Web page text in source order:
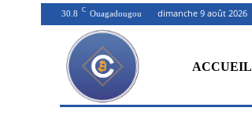
30.8 C Ouagadougou dimanche 9 août 2026
ACCUEIL